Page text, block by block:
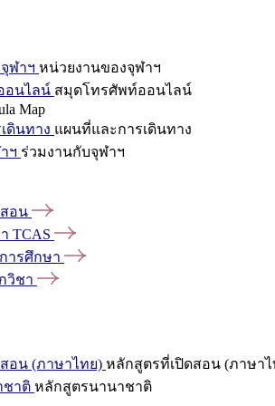
ฬาฯ หน่วยงานของจุฬาฯ
อนไลน์ สมุดโทรศัพท์ออนไลน์
Map
ดินทาง แผนที่และการเดินทาง
ฯ ร่วมงานกับจุฬาฯ
อน
TCAS
ารศึกษา
วิชา
อน (ภาษาไทย) หลักสูตรที่เปิดสอน (ภาษาไ
ชาติ หลักสูตรนานาชาติ